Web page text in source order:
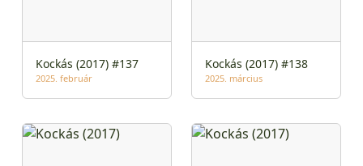
Kockás (2017) #137
2025. február
Kockás (2017) #138
2025. március